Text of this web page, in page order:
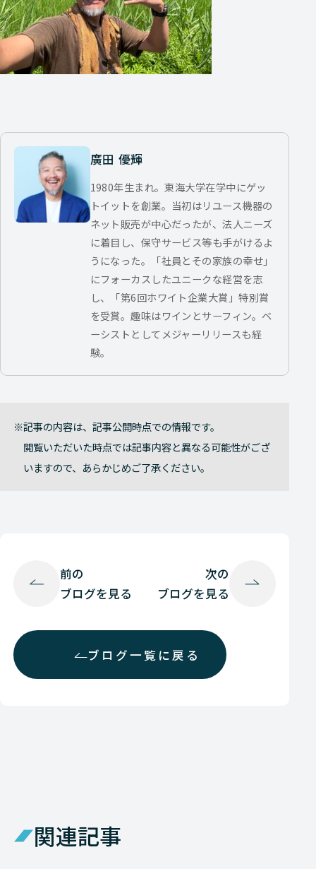
廣田 優輝
1980年生まれ。東海大学在学中にゲッ
トイットを創業。当初はリユース機器の
ネット販売が中心だったが、法人ニーズ
に着目し、保守サービス等も手がけるよ
うになった。「社員とその家族の幸せ」
にフォーカスしたユニークな経営を志
し、「第6回ホワイト企業大賞」特別賞
を受賞。趣味はワインとサーフィン。ベ
ーシストとしてメジャーリリースも経
験。
記事の内容は、記事公開時点での情報です。
閲覧いただいた時点では記事内容と異なる可能性がござ
いますので、あらかじめご了承ください。
前の
ブログを見る
ブログ一覧に戻る
次の
ブログを見る
関連記事